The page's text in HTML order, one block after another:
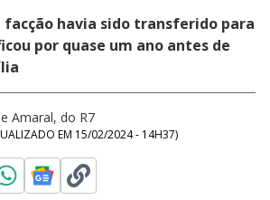
facção havia sido transferido para
por quase um ano antes de
Amaral, do R7
EM 15/02/2024 - 14H37)